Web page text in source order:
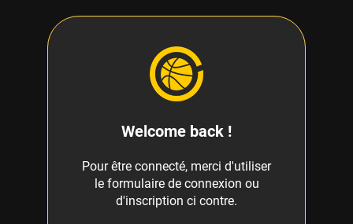
Welcome back !
Pour être connecté, merci d'utiliser
le formulaire de connexion ou
d'inscription ci contre.